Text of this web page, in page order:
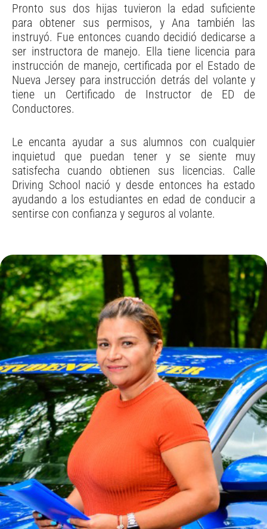
Pronto sus dos hijas tuvieron la edad suficiente
para obtener sus permisos, y Ana también las
instruyó. Fue entonces cuando decidió dedicarse a
ser instructora de manejo. Ella tiene licencia para
instrucción de manejo, certificada por el Estado de
Nueva Jersey para instrucción detrás del volante y
tiene un Certificado de Instructor de ED de
Conductores.
Le encanta ayudar a sus alumnos con cualquier
inquietud que puedan tener y se siente muy
satisfecha cuando obtienen sus licencias. Calle
Driving School nació y desde entonces ha estado
ayudando a los estudiantes en edad de conducir a
sentirse con confianza y seguros al volante.